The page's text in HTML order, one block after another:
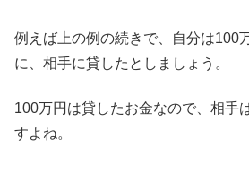
例えば上の例の続きで、自分は100
に、相手に貸したとしましょう。
100万円は貸したお金なので、相手
すよね。